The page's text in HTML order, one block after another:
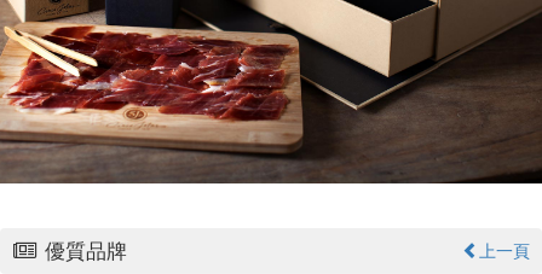
優質品牌 上一頁